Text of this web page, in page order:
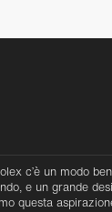
c’è un modo
e un grande
questa